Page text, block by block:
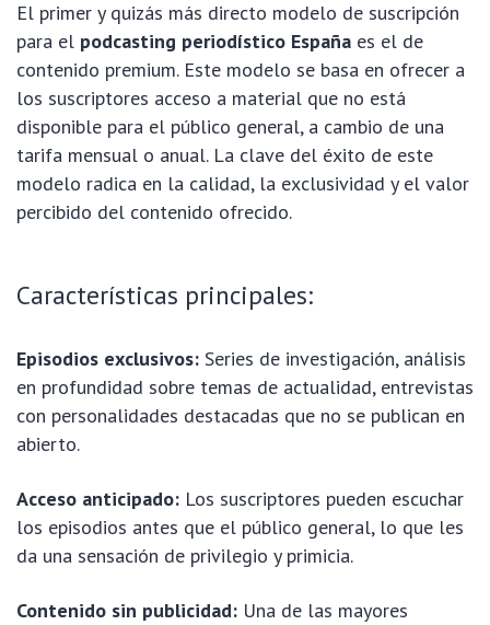
El primer y quizás más directo modelo de suscripción
para el podcasting periodístico España es el de
contenido premium. Este modelo se basa en ofrecer a
los suscriptores acceso a material que no está
disponible para el público general, a cambio de una
tarifa mensual o anual. La clave del éxito de este
modelo radica en la calidad, la exclusividad y el valor
percibido del contenido ofrecido.
Características principales:
Episodios exclusivos: Series de investigación, análisis
en profundidad sobre temas de actualidad, entrevistas
con personalidades destacadas que no se publican en
abierto.
Acceso anticipado: Los suscriptores pueden escuchar
los episodios antes que el público general, lo que les
da una sensación de privilegio y primicia.
Contenido sin publicidad: Una de las mayores